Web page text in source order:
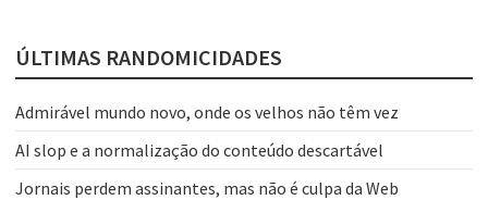
ÚLTIMAS RANDOMICIDADES
Admirável mundo novo, onde os velhos não têm vez
AI slop e a normalização do conteúdo descartável
Jornais perdem assinantes, mas não é culpa da Web